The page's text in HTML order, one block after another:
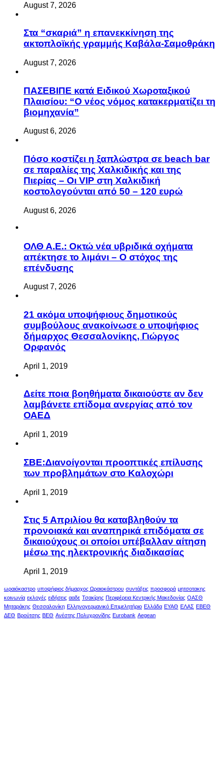
August 7, 2026
Στα “σκαριά” η επανεκκίνηση της
ακτοπλοϊκής γραμμής Καβάλα-Σαμοθράκη
August 7, 2026
ΠΑΣΕΒΙΠΕ κατά Ειδικού Χωροταξικού
Πλαισίου: “Ο νέος νόμος κατακερματίζει τη
βιομηχανία”
August 6, 2026
Πόσο κοστίζει η ξαπλώστρα σε beach bar
σε παραλίες της Χαλκιδικής και της
Πιερίας – Οι VIP στη Χαλκιδική
κοστολογούνται από 50 – 120 ευρώ
August 6, 2026
ΟΛΘ Α.Ε.: Οκτώ νέα υβριδικά οχήματα
απέκτησε το λιμάνι – Ο στόχος της
επένδυσης
August 7, 2026
21 ακόμα υποψήφιους δημοτικούς
συμβούλους ανακοίνωσε ο υποψήφιος
δήμαρχος Θεσσαλονίκης, Γιώργος
Ορφανός
April 1, 2019
Δείτε ποια βοηθήματα δικαιούστε αν δεν
λαμβάνετε επίδομα ανεργίας από τον
ΟΑΕΔ
April 1, 2019
ΣΒΕ:Διανοίγονται προοπτικές επίλυσης
των προβλημάτων στο Καλοχώρι
April 1, 2019
Στις 5 Απριλίου θα καταβληθούν τα
προνοιακά και αναπηρικά επιδόματα σε
δικαιούχους οι οποίοι υπέβαλλαν αίτηση
μέσω της ηλεκτρονικής διαδικασίας
April 1, 2019
ωραιόκαστρο υποψήφιος δήμαρχος Ωραιοκάστρου συντάξεις προσφορά μητσοτακης
κοινωνία εκλογές ειδήσεις ααδε Τσακίρης Περιφέρεια Κεντρικής Μακεδονίας ΟΑΣΘ
Μηταράκης Θεσσαλονίκη Ελληνογερμανικό Επιμελητήριο Ελλάδα ΕΥΑΘ ΕΛΑΣ ΕΒΕΘ
ΔΕΘ Βρούτσης ΒΕΘ Ανέστης Πολυχρονίδης Eurobank Aegean